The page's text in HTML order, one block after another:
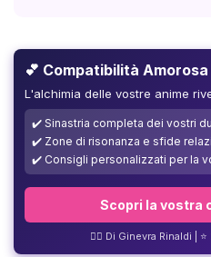
💕 Compatibilità
L'alchimia delle vostre anime
✔️ Sinastria completa dei vostri
✔️ Zone di risonanza e sfide
✔️ Consigli personalizzati per la
Scopri la vostra
❤️‍🔥 Di Ginevra Rinaldi |